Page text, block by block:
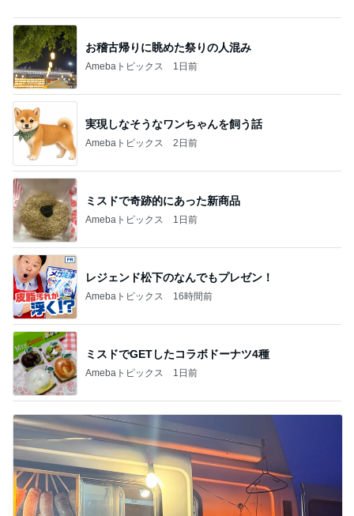
お稽古帰りに眺めた祭りの人混み
Amebaトピックス 1日前
実現しなそうなワンちゃんを飼う話
Amebaトピックス 2日前
ミスドで奇跡的にあった新商品
Amebaトピックス 1日前
レジェンド松下のなんでもプレゼン！
Amebaトピックス 16時間前
ミスドでGETしたコラボドーナツ4種
Amebaトピックス 1日前